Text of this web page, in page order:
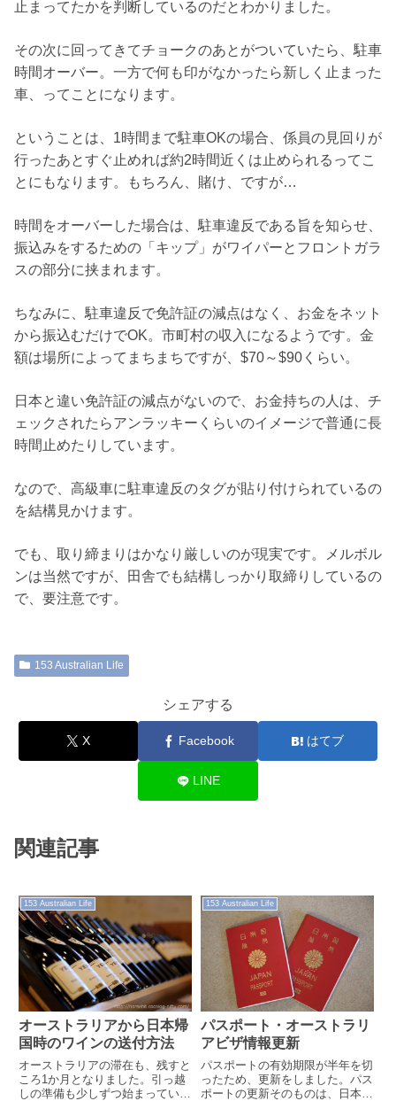
止まってたかを判断しているのだとわかりました。
その次に回ってきてチョークのあとがついていたら、駐車
時間オーバー。一方で何も印がなかったら新しく止まった
車、ってことになります。
ということは、1時間まで駐車OKの場合、係員の見回りが
行ったあとすぐ止めれば約2時間近くは止められるってこ
とにもなります。もちろん、賭け、ですが…
時間をオーバーした場合は、駐車違反である旨を知らせ、
振込みをするための「キップ」がワイパーとフロントガラ
スの部分に挟まれます。
ちなみに、駐車違反で免許証の減点はなく、お金をネット
から振込むだけでOK。市町村の収入になるようです。金
額は場所によってまちまちですが、$70～$90くらい。
日本と違い免許証の減点がないので、お金持ちの人は、チ
ェックされたらアンラッキーくらいのイメージで普通に長
時間止めたりしています。
なので、高級車に駐車違反のタグが貼り付けられているの
を結構見かけます。
でも、取り締まりはかなり厳しいのが現実です。メルボル
ンは当然ですが、田舎でも結構しっかり取締りしているの
で、要注意です。
153 Australian Life
シェアする
X Facebook はてブ
LINE
関連記事
153 Australian Life
オーストラリアから日本帰
国時のワインの送付方法
オーストラリアの滞在も、残すと
ころ1か月となりました。引っ越
しの準備も少しずつ始まっていま
153 Australian Life
パスポート・オーストラリ
アビザ情報更新
パスポートの有効期限が半年を切
ったため、更新をしました。パス
ポートの更新そのものは、日本領